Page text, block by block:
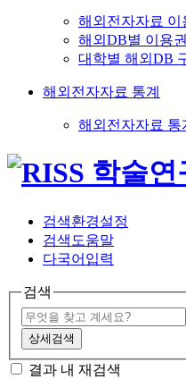
해외전자자료 이
해외DB별 이용
대학별 해외DB
해외전자자료 통계
해외전자자료 통
검색환경설정
검색도움말
다국어입력
검색
상세검색
결과 내 재검색